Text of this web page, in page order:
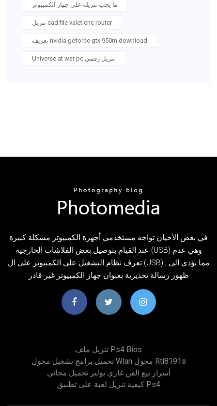
ما يجب تنزيله على جهاز الكمبيوتر
تنزيل cad file valet cnc router
تعريف nvidia geforce gtx 950m download
Universe at war pc تنزيل رقمي
في بعض الأحيان تواجه مستخدمي أجهزة الكمبيوتر مشكلة كبيرة
عند القيام بتوصيل بعض الفلاشات الخارجية (USB) وهي عدم
تعرف نظام التشغيل على الكمبيوتر على ال (USB) , مما يؤدي الى
ظهور رسالة تحذيرية بعنوان جهاز الكمبيوتر غير قادر
تنزيل ملف Ps4 Bios
تحميل برامج تشغيل محول Wlan محول Rtl8191s
أسرار بيع الفن غاري بولير تحميل مجاني
كيفية تنزيل لعبة على تطبيق Ps4